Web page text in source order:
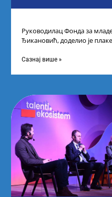
Руководилац Фонда за
Ђикановић, доделио је
технолошком парку
Сазнај више »